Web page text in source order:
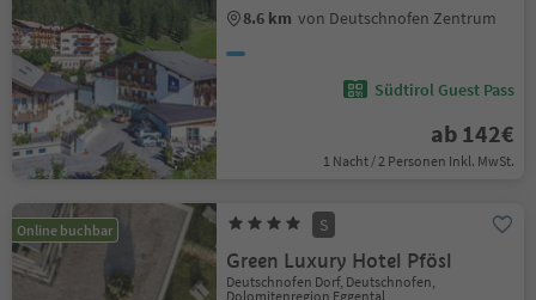
8.6 km von Deutschnofen Zentrum
Südtirol Guest Pass
ab 142€
1 Nacht / 2 Personen Inkl. MwSt.
Online buchbar S
Green Luxury Hotel Pfösl
Deutschnofen Dorf, Deutschnofen,
Dolomitenregion Eggental